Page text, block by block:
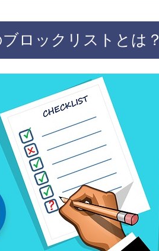
ロックリストとは？